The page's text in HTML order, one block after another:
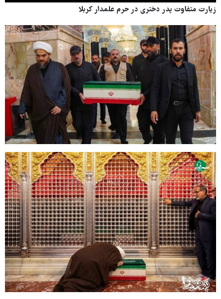
Play Mute Settings
PIP Enter
زیارت متفاوت پدر دختری در حرم علمدار کربلا